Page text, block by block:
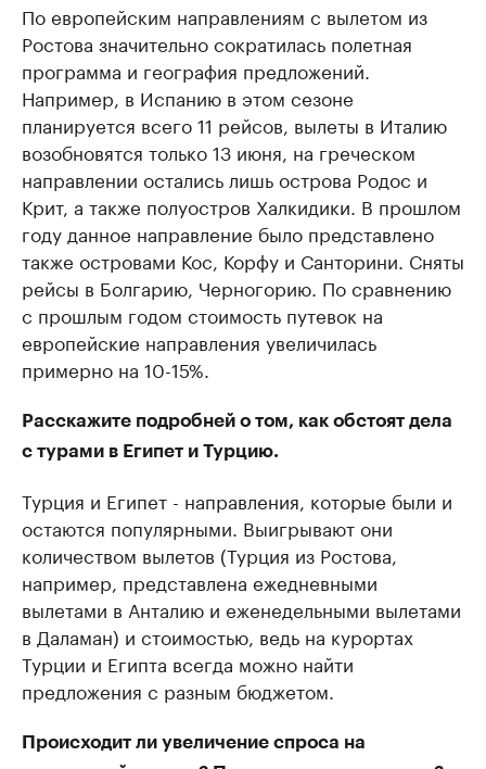
По европейским направлениям с вылетом из
Ростова значительно сократилась полетная
программа и география предложений.
Например, в Испанию в этом сезоне
планируется всего 11 рейсов, вылеты в Италию
возобновятся только 13 июня, на греческом
направлении остались лишь острова Родос и
Крит, а также полуостров Халкидики. В прошлом
году данное направление было представлено
также островами Кос, Корфу и Санторини. Сняты
рейсы в Болгарию, Черногорию. По сравнению
с прошлым годом стоимость путевок на
европейские направления увеличилась
примерно на 10-15%.
Расскажите подробней о том, как обстоят дела
с турами в Египет и Турцию.
Турция и Египет - направления, которые были и
остаются популярными. Выигрывают они
количеством вылетов (Турция из Ростова,
например, представлена ежедневными
вылетами в Анталию и еженедельными вылетами
в Даламан) и стоимостью, ведь на курортах
Турции и Египта всегда можно найти
предложения с разным бюджетом.
Происходит ли увеличение спроса на